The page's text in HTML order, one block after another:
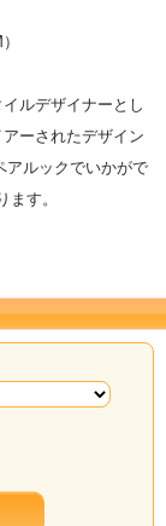
ルデザイナーとし
ーされたデザイン
アルックでいかがで
す。